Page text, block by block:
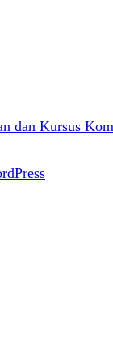
dan Kursus